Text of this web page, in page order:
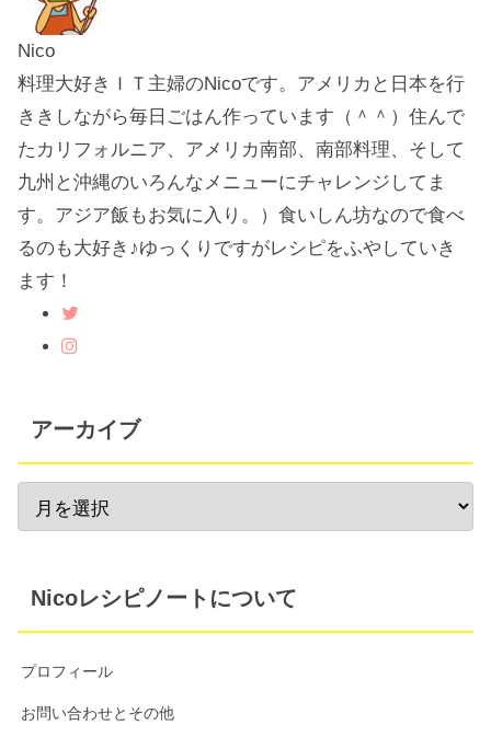
Nico
料理大好きＩＴ主婦のNicoです。アメリカと日本を行
ききしながら毎日ごはん作っています（＾＾）住んで
たカリフォルニア、アメリカ南部、南部料理、そして
九州と沖縄のいろんなメニューにチャレンジしてま
す。アジア飯もお気に入り。）食いしん坊なので食べ
るのも大好き♪ゆっくりですがレシピをふやしていき
ます！
アーカイブ
Nicoレシピノートについて
プロフィール
お問い合わせとその他